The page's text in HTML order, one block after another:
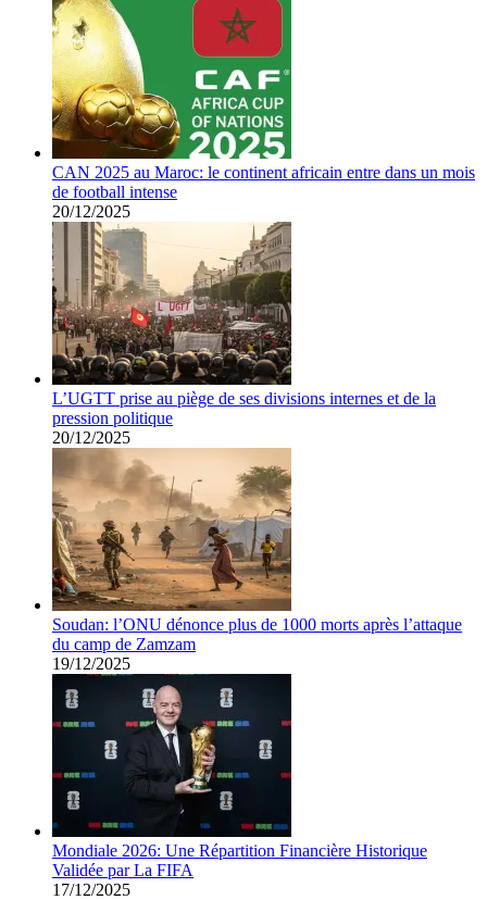
CAN 2025 au Maroc: le continent africain entre dans un mois
de football intense
20/12/2025
L’UGTT prise au piège de ses divisions internes et de la
pression politique
20/12/2025
Soudan: l’ONU dénonce plus de 1000 morts après l’attaque
du camp de Zamzam
19/12/2025
Mondiale 2026: Une Répartition Financière Historique
Validée par La FIFA
17/12/2025